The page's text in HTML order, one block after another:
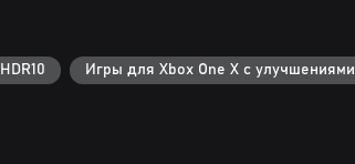
HDR10 Игры для Xbox One X с улучшениями